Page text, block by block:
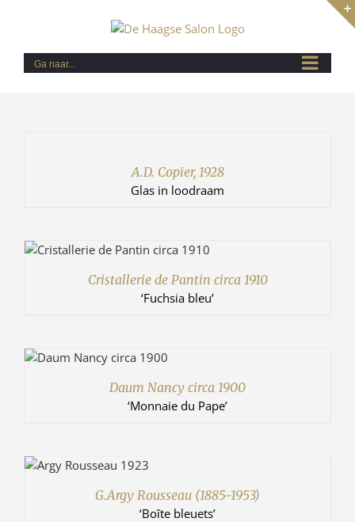
Ga naar...
A.D. Copier, 1928
Glas in loodraam
Cristallerie de Pantin circa 1910
‘Fuchsia bleu’
Daum Nancy circa 1900
‘Monnaie du Pape’
G.Argy Rousseau (1885-1953)
‘Boîte bleuets’